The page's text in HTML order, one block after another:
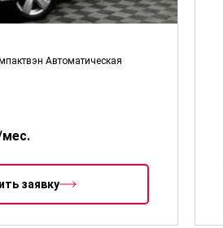
Автоматическая
мес.
заявку